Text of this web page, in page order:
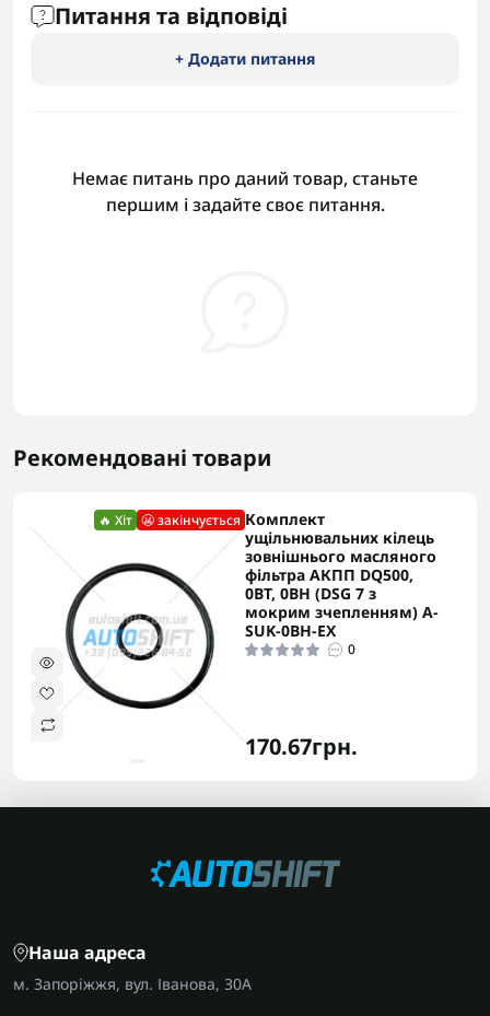
Питання та відповіді
+ Додати питання
Немає питань про даний товар, станьте
першим і задайте своє питання.
Рекомендовані товари
🔥 Хіт 😬 закінчується Комплект
ущільнювальних кілець
зовнішнього масляного
фільтра АКПП DQ500,
0BT, 0BH (DSG 7 з
мокрим зчепленням) A-
SUK-0BH-EX
0
170.67грн.
Наша адреса
м. Запоріжжя, вул. Іванова, 30А